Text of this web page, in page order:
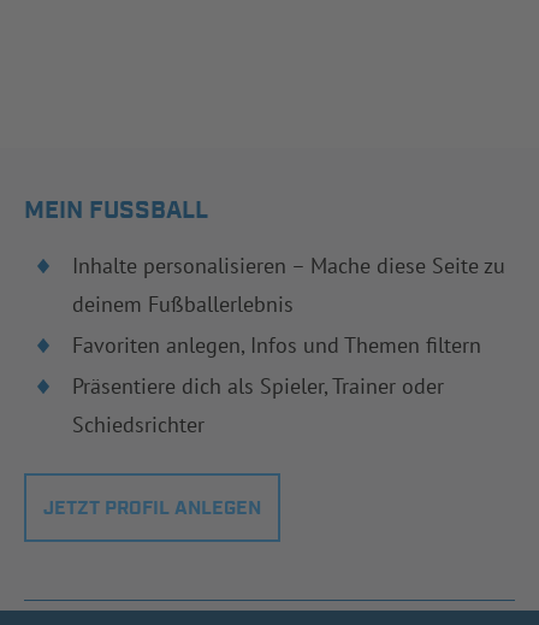
MEIN FUSSBALL
Inhalte personalisieren – Mache diese Seite zu
deinem Fußballerlebnis
Favoriten anlegen, Infos und Themen filtern
Präsentiere dich als Spieler, Trainer oder
Schiedsrichter
JETZT PROFIL ANLEGEN